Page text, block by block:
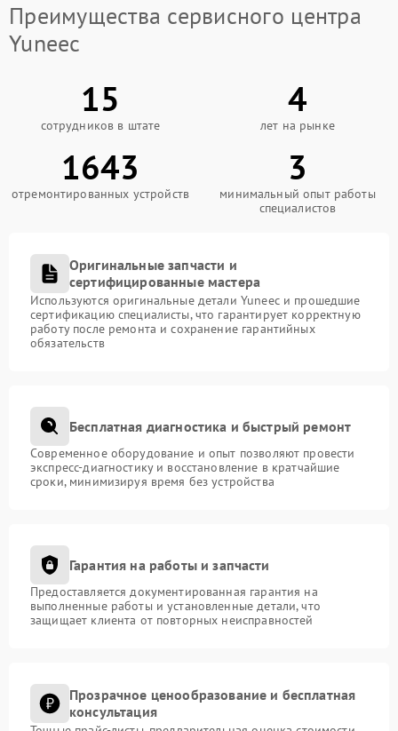
Преимущества сервисного центра
Yuneec
15
сотрудников в штате
4
лет на рынке
1643
отремонтированных устройств
3
минимальный опыт работы
специалистов
Оригинальные запчасти и
сертифицированные мастера
Используются оригинальные детали Yuneec и прошедшие
сертификацию специалисты, что гарантирует корректную
работу после ремонта и сохранение гарантийных
обязательств
Бесплатная диагностика и быстрый ремонт
Современное оборудование и опыт позволяют провести
экспресс-диагностику и восстановление в кратчайшие
сроки, минимизируя время без устройства
Гарантия на работы и запчасти
Предоставляется документированная гарантия на
выполненные работы и установленные детали, что
защищает клиента от повторных неисправностей
Прозрачное ценообразование и бесплатная
консультация